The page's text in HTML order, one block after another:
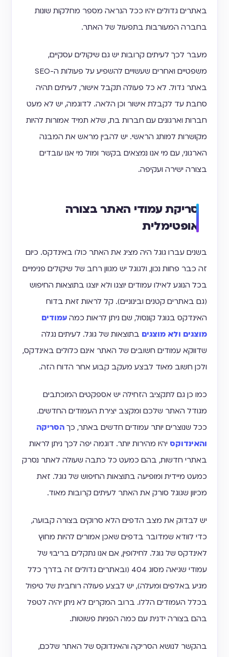
באתרים גדולים יהיו ככל הנראה מספר מחלקות שונות
בחברה המעורבות בתפעול של האתר.
מעבר לכך לעיתים קרובות יש גם שיקולים עסקיים,
משפטיים ואחרים שעשויים להשפיע על פעולות ה-SEO
באתר גדול. לא כל פעולה תקבל אישור, לעיתים תהיה
סחבת עד לקבלת אישור וכן הלאה. לדוגמה, יש לא מעט
חברות וארגונים עם חברות בת, שלא תמיד אמורות להיות
מקושרות למותג הראשי. יש להבין מראש את המבנה
הארגוני, עם מי אנו נמצאים בקשר ומול מי אנו עובדים
בצורה ישירה ועקיפה.
סריקת עמודי האתר בצורה
אופטימלית
בשנים עברו גוגל היה מציג את האתר כולו באינדקס. כיום
זה כבר פחות נכון, ולגוגל יש מגוון רחב של שיקולים פנימיים
בכל הנוגע לאילו עמודים יוצגו ולא יוצגו בתוצאות החיפוש
(גם באתרים קטנים ובינוניים). קל לראות זאת בדוח
האינדקס בגוגל קונסול, שם ניתן לראות כמה עמודים
מוצגים ולא מוצגים בתוצאות של גוגל. לעיתים נגלה
שדווקא עמודים חשובים של האתר אינם כלולים באינדקס,
ולכן חשוב מאוד לבצע מעקב קבוע אחר הדוח הזה.
כמו כן גם לתקציב הזחילה יש אספקטים המוכתבים
מגודל האתר שלכם ומקצב יצירת העמודים החדשים.
ככל שנוצרים יותר עמודים חדשים באתר, כך הסריקה
והאינדוקס יהיו מהירות יותר. דוגמה יפה לכך ניתן לראות
באתרי חדשות, בהם כמעט כל כתבה שעולה לאתר נסרק
כמעט מיידית ומופיעה בתוצאות החיפוש של גוגל. זאת
מכיוון שגוגל סורק את האתר לעיתים קרובות מאוד.
יש לבדוק את מצב הדפים הלא סרוקים בצורה קבועה,
כדי לוודא שמדובר בדפים שאכן אמורים להיות מחוץ
לאינדקס של גוגל. לחילופין, אם אנו נתקלים בריבוי של
עמודי שגיאה מסוג 404 (ובאתרים גדולים זה בדרך כלל
מגיע באלפים ומעלה), יש לבצע פעולה רוחבית של טיפול
בכלל העמודים הללו. ברוב המקרים לא ניתן יהיה לטפל
בהם בצורה ידנית עם כמה הפניות פשוטות.
בהקשר לנושא הסריקה והאינדוקס של האתר שלכם,